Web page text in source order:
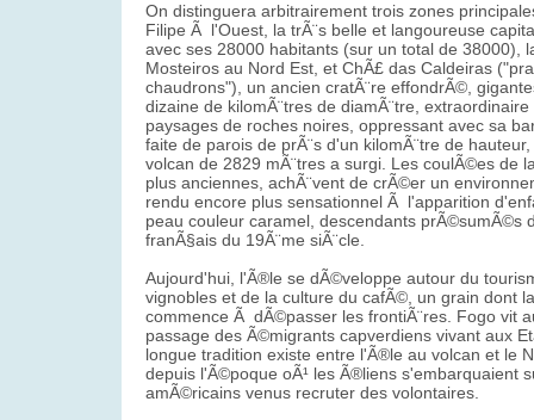
On distinguera arbitrairement trois zones
Filipe Ã l'Ouest, la trÃ¨s belle et langoureuse
avec ses 28000 habitants (sur un total de 38000),
Mosteiros au Nord Est, et ChÃ£ das Caldeiras
chaudrons"), un ancien cratÃ¨re effondrÃ©,
dizaine de kilomÃ¨tres de diamÃ¨tre,
paysages de roches noires, oppressant avec sa
faite de parois de prÃ¨s d'un kilomÃ¨tre de
volcan de 2829 mÃ¨tres a surgi. Les coulÃ©es de
plus anciennes, achÃ¨vent de crÃ©er un
rendu encore plus sensationnel Ã l'apparition
peau couleur caramel, descendants prÃ©sumÃ©s
franÃ§ais du 19Ã¨me siÃ¨cle.
Aujourd'hui, l'Ã®le se dÃ©veloppe autour du
vignobles et de la culture du cafÃ©, un grain dont
commence Ã dÃ©passer les frontiÃ¨res. Fogo vit
passage des Ã©migrants capverdiens vivant aux
longue tradition existe entre l'Ã®le au volcan et le
depuis l'Ã©poque oÃ¹ les Ã®liens s'embarquaient
amÃ©ricains venus recruter des volontaires.